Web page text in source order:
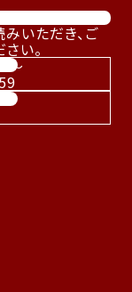
いただき、ご
い。
～